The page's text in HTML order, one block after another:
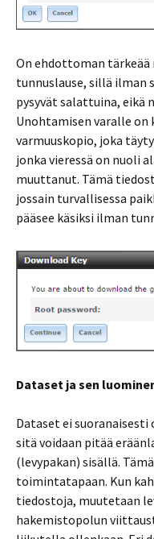
On ehdottoman
tunnuslause, sillä ilman
pysyvät salattuina, eikä
Unohtamisen varalle on
varmuuskopio, joka
jonka vieressä on nuoli
muuttanut. Tämä
jossain turvallisessa
pääsee käsiksi ilman
Dataset ja sen
Dataset ei suoranaisesti
sitä voidaan pitää
(levypakan) sisällä.
toimintatapaan. Kun
tiedostoja, muutetaan
hakemistopolun